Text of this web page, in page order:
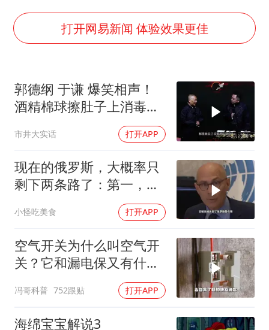
老挝国会主席赛宋蓬逝世
白海豚将正面袭击贯穿浙江
杭州全市有序停课
商场现钱学森巨幅海报 负责人回应
36岁男演员成景区NPC后人气爆棚
夏日经济乘“热”而上 消费市场向“新”而行
乐享全民健身 共筑健康中国
打开网易新闻 体验效果更佳
郭德纲 于谦 爆笑相声！
酒精棉球擦肚子上消毒，
拿云南白药擦刀，是不是
擦反了？
市井大实话 打开APP
现在的俄罗斯，大概率只
剩下两条路了：第一，把
吞进去的地盘全部吐出来
小怪吃美食 打开APP
空气开关为什么叫空气开
关？它和漏电保又有什么
冯哥科普 752跟贴 打开APP
海绵宝宝解说3